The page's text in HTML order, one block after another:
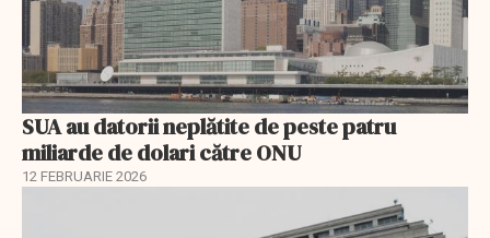
SUA au datorii neplătite de peste patru
miliarde de dolari către ONU
12 FEBRUARIE 2026